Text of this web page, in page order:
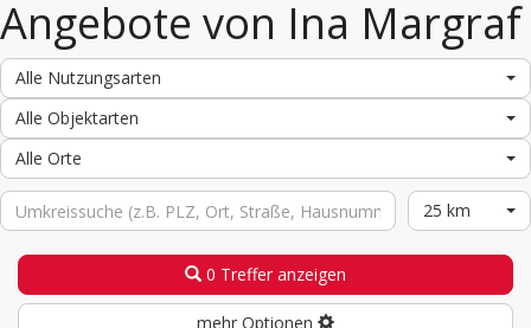
Angebote von Ina Margraf
Alle Nutzungsarten
Alle Objektarten
Alle Orte
25 km
0 Treffer anzeigen
mehr Optionen